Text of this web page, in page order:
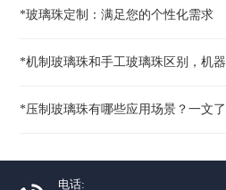
*玻璃珠定制：满足您的个性化需求
*机制玻璃珠和手工玻璃珠区别，机
*压制玻璃珠有哪些应用场景？一文
电话: